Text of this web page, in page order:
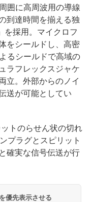
囲に高周波用の導線
到達時間を揃える独
を採用。マイクロフ
をシールドし、高密
るシールドで高域の
ラフレックスジャケ
立。外部からのノイ
送が可能としてい
トのらせん状の切れ
プラグとスピリット
確実な信号伝送が行
優先表示させる